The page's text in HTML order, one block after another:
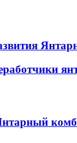
Янтарный